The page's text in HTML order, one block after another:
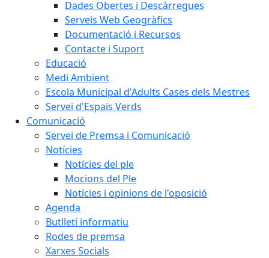
Dades Obertes i Descàrregues
Serveis Web Geogràfics
Documentació i Recursos
Contacte i Suport
Educació
Medi Ambient
Escola Municipal d'Adults Cases dels Mestres
Servei d'Espais Verds
Comunicació
Servei de Premsa i Comunicació
Notícies
Notícies del ple
Mocions del Ple
Notícies i opinions de l'oposició
Agenda
Butlletí informatiu
Rodes de premsa
Xarxes Socials